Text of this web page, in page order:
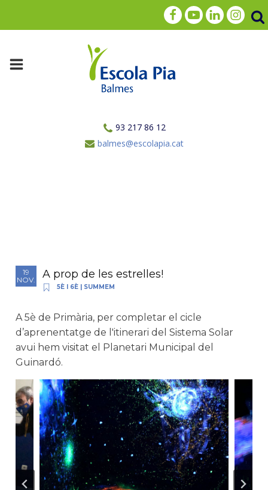
93 217 86 12
balmes@escolapia.cat
19
NOV.
A prop de les estrelles!
5È I 6È | SUMMEM
A 5è de Primària, per completar el cicle
d’aprenentatge de l'itinerari del Sistema Solar
avui hem visitat el Planetari Municipal del
Guinardó.